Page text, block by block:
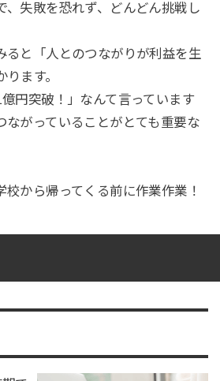
、失敗を恐れず、どんどん挑戦し
ると「人とのつながりが利益を生
ます。
円突破！」なんて言っています
ながっていることがとても重要な
校から帰ってくる前に作業作業！